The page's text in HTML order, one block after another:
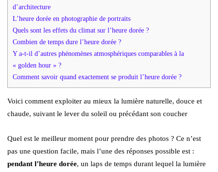
d’architecture
L’heure dorée en photographie de portraits
Quels sont les effets du climat sur l’heure dorée ?
Combien de temps dure l’heure dorée ?
Y a-t-il d’autres phénomènes atmosphériques comparables à la
« golden hour » ?
Comment savoir quand exactement se produit l’heure dorée ?
Voici comment exploiter au mieux la lumière naturelle, douce et
chaude, suivant le lever du soleil ou précédant son coucher
Quel est le meilleur moment pour prendre des photos ? Ce n’est
pas une question facile, mais l’une des réponses possible est :
pendant l’heure dorée, un laps de temps durant lequel la lumière